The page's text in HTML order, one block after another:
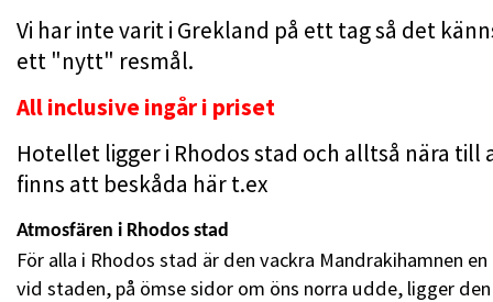
Vi har inte varit i Grekland på ett tag så det
ett "nytt" resmål.
All inclusive ingår i priset
Hotellet ligger i Rhodos stad och alltså nära till
finns att beskåda här t.ex
Atmosfären i Rhodos stad
För alla i Rhodos stad är den vackra Mandrakihamnen
vid staden, på ömse sidor om öns norra udde, ligger